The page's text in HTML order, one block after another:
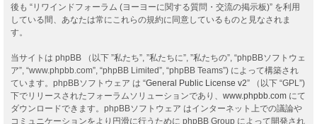
後も “リワインドフォーラム (ヨーヨーに関する質問・交流の掲示板)” を利用
している間、あなたは常にこれらの規約に同意しているものと見なされま
す。
当サイトは phpBB （以下 ”私たち”, ”私たちに”, ”私たちの”, “phpBBソフトウェ
ア”, “www.phpbb.com”, “phpBB Limited”, “phpBB Teams”) によって構築され
ています。phpBBソフトウェア は “General Public License v2” （以下 “GPL”)
下でリリースされたフォーラムソリューションであり、 www.phpbb.com にて
ダウンロードできます。phpBBソフトウェア はインターネット上での議論や
コミュニケーションをより円滑に行うために phpBB Group によって開発され